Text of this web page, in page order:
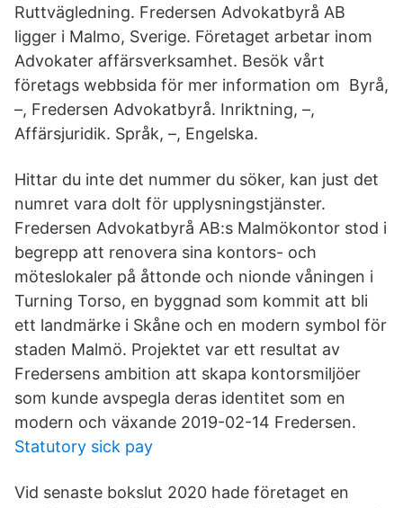
Ruttvägledning. Fredersen Advokatbyrå AB
ligger i Malmo, Sverige. Företaget arbetar inom
Advokater affärsverksamhet. Besök vårt
företags webbsida för mer information om Byrå,
–, Fredersen Advokatbyrå. Inriktning, –,
Affärsjuridik. Språk, –, Engelska.
Hittar du inte det nummer du söker, kan just det
numret vara dolt för upplysningstjänster.
Fredersen Advokatbyrå AB:s Malmökontor stod i
begrepp att renovera sina kontors- och
möteslokaler på åttonde och nionde våningen i
Turning Torso, en byggnad som kommit att bli
ett landmärke i Skåne och en modern symbol för
staden Malmö. Projektet var ett resultat av
Fredersens ambition att skapa kontorsmiljöer
som kunde avspegla deras identitet som en
modern och växande 2019-02-14 Fredersen.
Statutory sick pay
Vid senaste bokslut 2020 hade företaget en